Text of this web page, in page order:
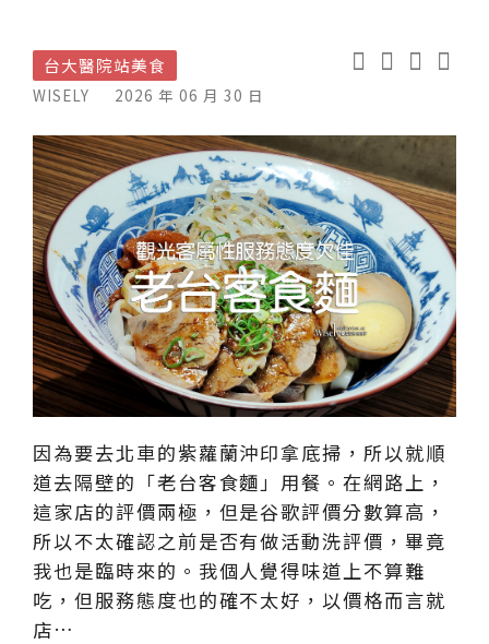
台大醫院站美食
WISELY 2026 年 06 月 30 日
因為要去北車的紫蘿蘭沖印拿底掃，所以就順
道去隔壁的「老台客食麵」用餐。在網路上，
這家店的評價兩極，但是谷歌評價分數算高，
所以不太確認之前是否有做活動洗評價，畢竟
我也是臨時來的。我個人覺得味道上不算難
吃，但服務態度也的確不太好，以價格而言就
店…